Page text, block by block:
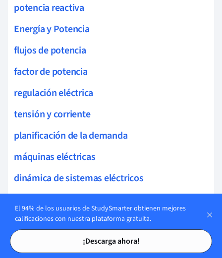
Tarjetas de estudio
Tarjetas de estudio
potencia reactiva
Energía y Potencia
flujos de potencia
factor de potencia
regulación eléctrica
tensión y corriente
planificación de la demanda
máquinas eléctricas
dinámica de sistemas eléctricos
sistemas de almacenamiento
condiciones de armónicos
El 94% de los usuarios de StudySmarter obtienen mejores
calificaciones con nuestra plataforma gratuita.
¡Descarga ahora!